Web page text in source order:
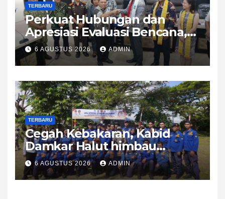
TERBARU
Perkuat Hubungan dan
Apresiasi Evaluasi Bencana,
Dubes Singapura Sambangi
Halmahera Utara
6 AGUSTUS 2026 ADMIN
TERBARU
Cegah Kebakaran, Kabid
Damkar Halut himbau
Waspada dan Utamakan
Lapor Damkar Bukan Posting
Medsos
6 AGUSTUS 2026 ADMIN